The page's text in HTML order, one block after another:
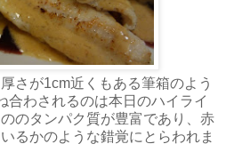
さが1cm近くもある筆箱のよう
合わされるのは本日のハイライ
のタンパク質が豊富であり、赤
るかのような錯覚にとらわれま